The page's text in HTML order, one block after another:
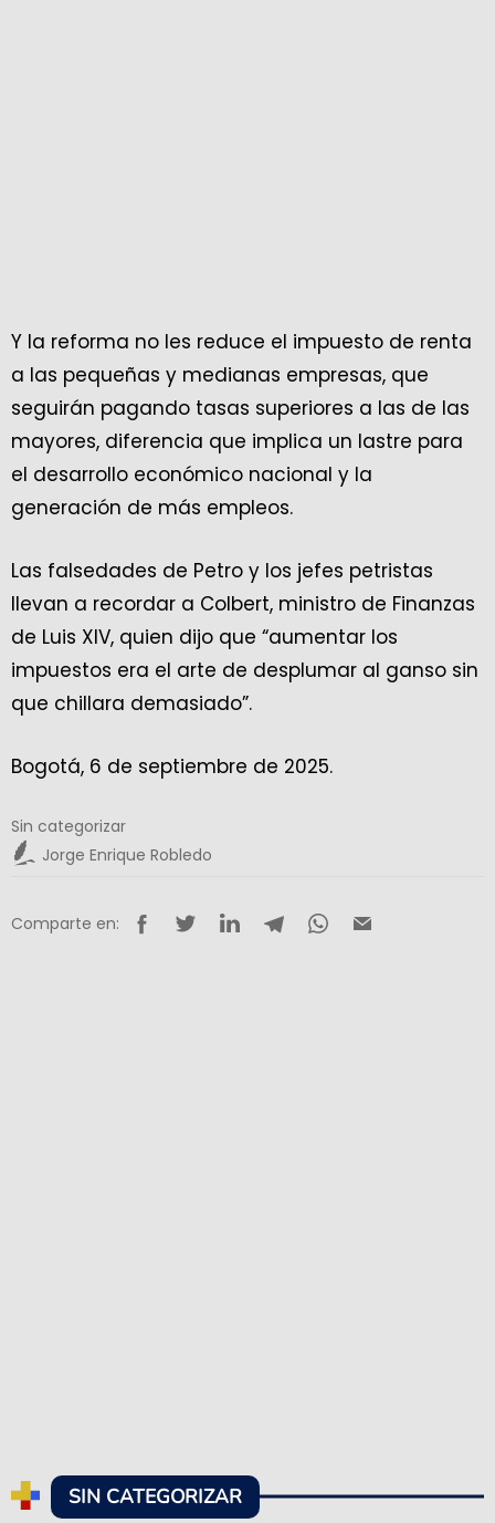
Y la reforma no les reduce el impuesto de renta
a las pequeñas y medianas empresas, que
seguirán pagando tasas superiores a las de las
mayores, diferencia que implica un lastre para
el desarrollo económico nacional y la
generación de más empleos.
Las falsedades de Petro y los jefes petristas
llevan a recordar a Colbert, ministro de Finanzas
de Luis XIV, quien dijo que “aumentar los
impuestos era el arte de desplumar al ganso sin
que chillara demasiado”.
Bogotá, 6 de septiembre de 2025.
Sin categorizar
Jorge Enrique Robledo
Comparte en:
SIN CATEGORIZAR